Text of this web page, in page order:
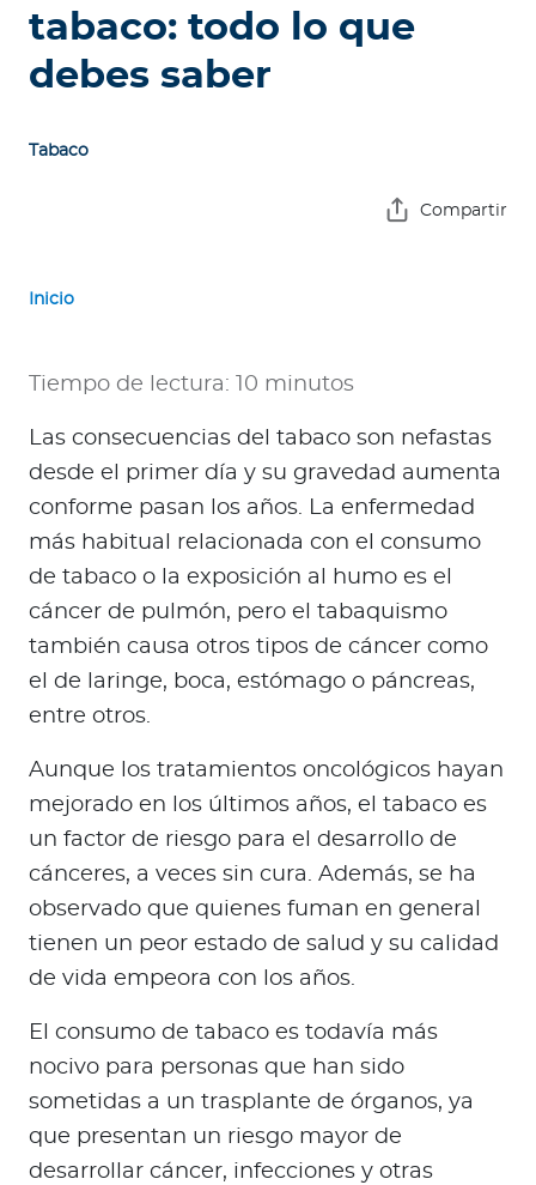
d
u
d
Para Clientes
Para Agentes
tabaco: todo lo que
debes saber
Tabaco
Compartir
Inicio
Tiempo de lectura: 10 minutos
Las consecuencias del tabaco son nefastas
desde el primer día y su gravedad aumenta
conforme pasan los años. La enfermedad
más habitual relacionada con el consumo
de tabaco o la exposición al humo es el
cáncer de pulmón, pero el tabaquismo
también causa otros tipos de cáncer como
el de laringe, boca, estómago o páncreas,
entre otros.
Aunque los tratamientos oncológicos hayan
mejorado en los últimos años, el tabaco es
un factor de riesgo para el desarrollo de
cánceres, a veces sin cura. Además, se ha
observado que quienes fuman en general
tienen un peor estado de salud y su calidad
de vida empeora con los años.
El consumo de tabaco es todavía más
nocivo para personas que han sido
sometidas a un trasplante de órganos, ya
que presentan un riesgo mayor de
desarrollar cáncer, infecciones y otras